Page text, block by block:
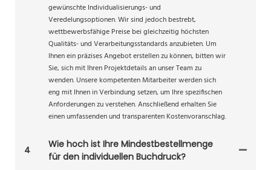
gewünschte Individualisierungs- und
Veredelungsoptionen. Wir sind jedoch bestrebt,
wettbewerbsfähige Preise bei gleichzeitig höchsten
Qualitäts- und Verarbeitungsstandards anzubieten. Um
Ihnen ein präzises Angebot erstellen zu können, bitten wir
Sie, sich mit Ihren Projektdetails an unser Team zu
wenden. Unsere kompetenten Mitarbeiter werden sich
eng mit Ihnen in Verbindung setzen, um Ihre spezifischen
Anforderungen zu verstehen. Anschließend erhalten Sie
einen umfassenden und transparenten Kostenvoranschlag.
4
Wie hoch ist Ihre Mindestbestellmenge
für den individuellen Buchdruck?